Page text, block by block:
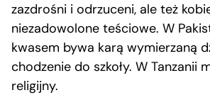
zazdrośni i odrzuceni, ale też
niezadowolone teściowe. W
kwasem bywa karą wymierzaną
chodzenie do szkoły. W Tanzanii
religijny.